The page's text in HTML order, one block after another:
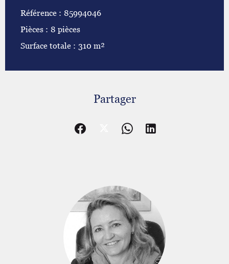
Référence
85994046
Pièces
8 pièces
Surface totale
310 m²
Partager